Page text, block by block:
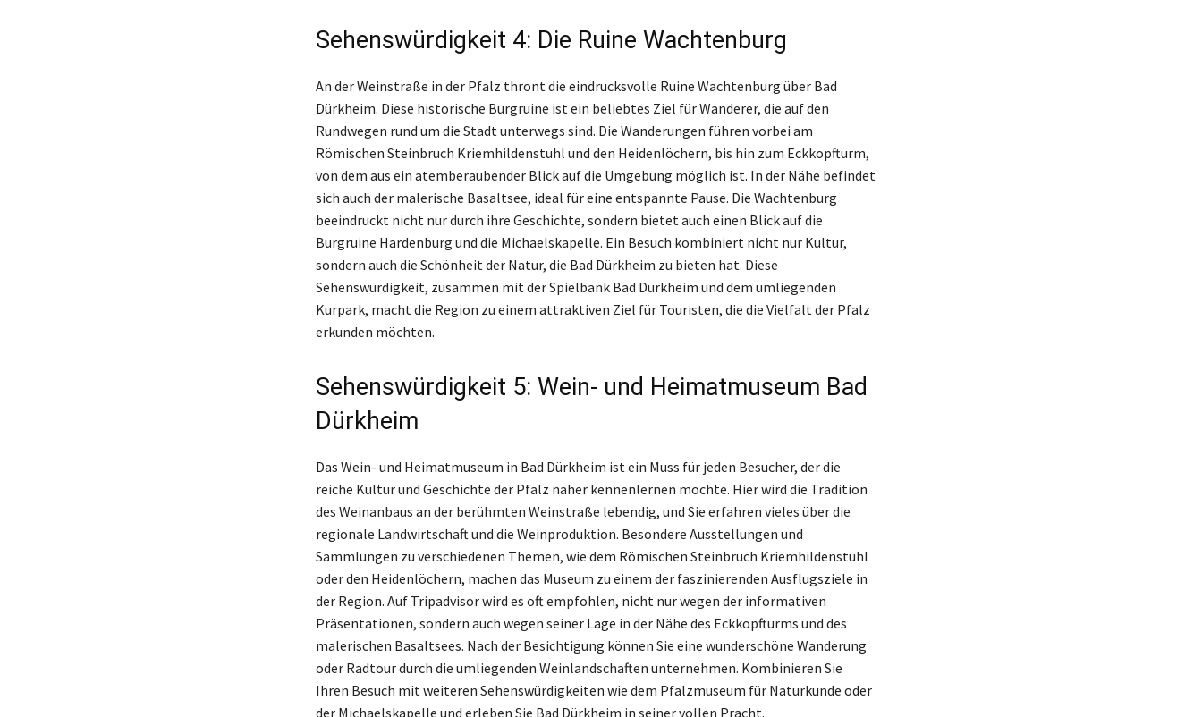
Sehenswürdigkeit 4: Die Ruine Wachtenburg
An der Weinstraße in der Pfalz thront die eindrucksvolle Ruine Wachtenburg über Bad
Dürkheim. Diese historische Burgruine ist ein beliebtes Ziel für Wanderer, die auf den
Rundwegen rund um die Stadt unterwegs sind. Die Wanderungen führen vorbei am
Römischen Steinbruch Kriemhildenstuhl und den Heidenlöchern, bis hin zum Eckkopfturm,
von dem aus ein atemberaubender Blick auf die Umgebung möglich ist. In der Nähe befindet
sich auch der malerische Basaltsee, ideal für eine entspannte Pause. Die Wachtenburg
beeindruckt nicht nur durch ihre Geschichte, sondern bietet auch einen Blick auf die
Burgruine Hardenburg und die Michaelskapelle. Ein Besuch kombiniert nicht nur Kultur,
sondern auch die Schönheit der Natur, die Bad Dürkheim zu bieten hat. Diese
Sehenswürdigkeit, zusammen mit der Spielbank Bad Dürkheim und dem umliegenden
Kurpark, macht die Region zu einem attraktiven Ziel für Touristen, die die Vielfalt der Pfalz
erkunden möchten.
Sehenswürdigkeit 5: Wein- und Heimatmuseum Bad
Dürkheim
Das Wein- und Heimatmuseum in Bad Dürkheim ist ein Muss für jeden Besucher, der die
reiche Kultur und Geschichte der Pfalz näher kennenlernen möchte. Hier wird die Tradition
des Weinanbaus an der berühmten Weinstraße lebendig, und Sie erfahren vieles über die
regionale Landwirtschaft und die Weinproduktion. Besondere Ausstellungen und
Sammlungen zu verschiedenen Themen, wie dem Römischen Steinbruch Kriemhildenstuhl
oder den Heidenlöchern, machen das Museum zu einem der faszinierenden Ausflugsziele in
der Region. Auf Tripadvisor wird es oft empfohlen, nicht nur wegen der informativen
Präsentationen, sondern auch wegen seiner Lage in der Nähe des Eckkopfturms und des
malerischen Basaltsees. Nach der Besichtigung können Sie eine wunderschöne Wanderung
oder Radtour durch die umliegenden Weinlandschaften unternehmen. Kombinieren Sie
Ihren Besuch mit weiteren Sehenswürdigkeiten wie dem Pfalzmuseum für Naturkunde oder
der Michaelskapelle und erleben Sie Bad Dürkheim in seiner vollen Pracht.